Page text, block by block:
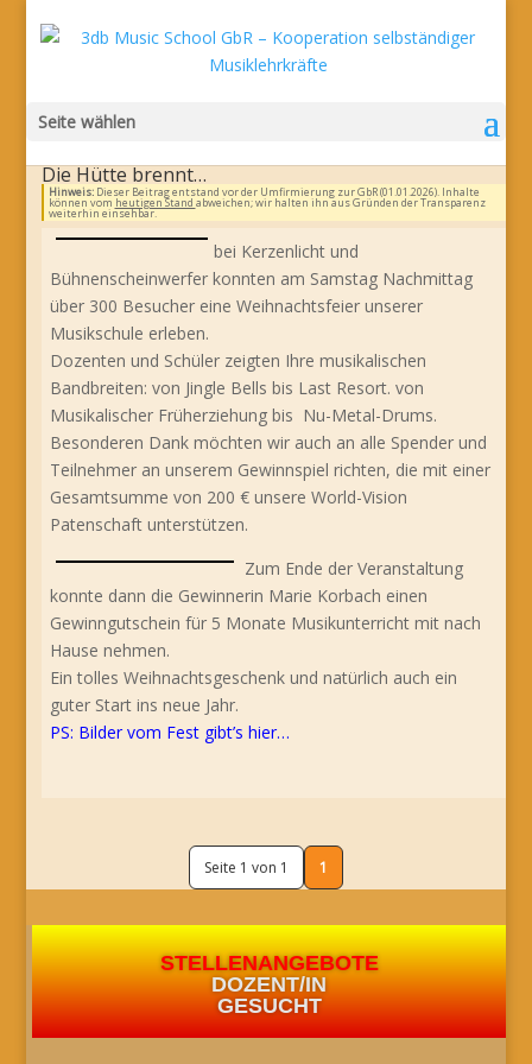
Seite wählen
Die Hütte brennt…
Hinweis:Dieser Beitrag entstand vor der Umfirmierung zur GbR (01.01.2026). Inhalte
können vom heutigen Stand abweichen; wir halten ihn aus Gründen der Transparenz
weiterhin einsehbar.
bei Kerzenlicht und
Bühnenscheinwerfer konnten am Samstag Nachmittag
über 300 Besucher eine Weihnachtsfeier unserer
Musikschule erleben.
Dozenten und Schüler zeigten Ihre musikalischen
Bandbreiten: von Jingle Bells bis Last Resort. von
Musikalischer Früherziehung bis Nu-Metal-Drums.
Besonderen Dank möchten wir auch an alle Spender und
Teilnehmer an unserem Gewinnspiel richten, die mit einer
Gesamtsumme von 200 € unsere World-Vision
Patenschaft unterstützen.
Zum Ende der Veranstaltung
konnte dann die Gewinnerin Marie Korbach einen
Gewinngutschein für 5 Monate Musikunterricht mit nach
Hause nehmen.
Ein tolles Weihnachtsgeschenk und natürlich auch ein
guter Start ins neue Jahr.
PS: Bilder vom Fest gibt’s hier…
Seite 1 von 1 1
STELLENANGEBOTE
DOZENT/IN
GESUCHT